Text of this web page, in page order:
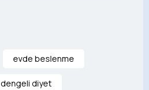
evde beslenme
dengeli diyet